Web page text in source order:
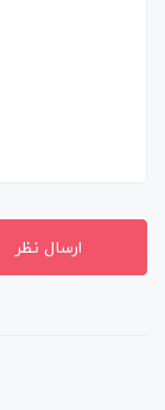
ارسال نظر